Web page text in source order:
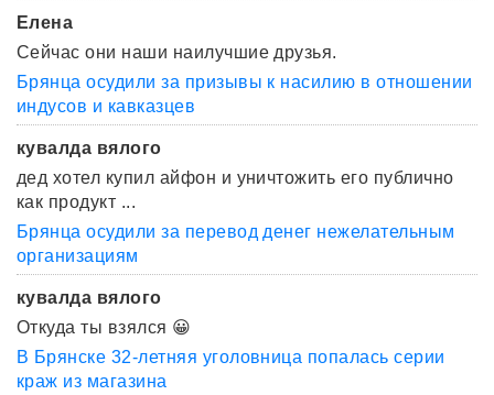
Елена
Сейчас они наши наилучшие друзья.
Брянца осудили за призывы к насилию в отношении
индусов и кавказцев
кувалда вялого
дед хотел купил айфон и уничтожить его публично
как продукт ...
Брянца осудили за перевод денег нежелательным
организациям
кувалда вялого
Откуда ты взялся 😀
В Брянске 32-летняя уголовница попалась серии
краж из магазина